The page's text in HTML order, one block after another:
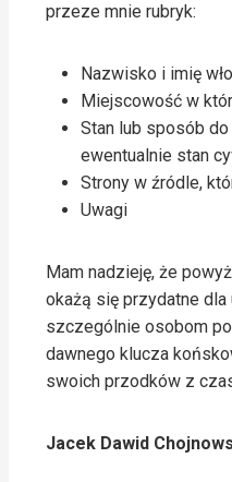
przeze mnie rubryk:
Nazwisko i imię
Miejscowość w
Stan lub sposób
ewentualnie stan
Strony w źródle,
Uwagi
Mam nadzieję, że
okażą się przydatne dla
szczególnie osobom
dawnego klucza
swoich przodków z
Jacek Dawid